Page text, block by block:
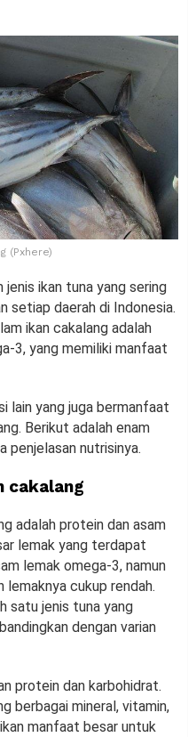
(Pxhere)
jenis ikan tuna yang sering
setiap daerah di Indonesia.
ikan cakalang adalah
3, yang memiliki manfaat
lain yang juga bermanfaat
Berikut adalah enam
penjelasan nutrisinya.
cakalang
adalah protein dan asam
lemak yang terdapat
lemak omega-3, namun
lemaknya cukup rendah.
satu jenis tuna yang
dengan varian
protein dan karbohidrat.
berbagai mineral, vitamin,
manfaat besar untuk